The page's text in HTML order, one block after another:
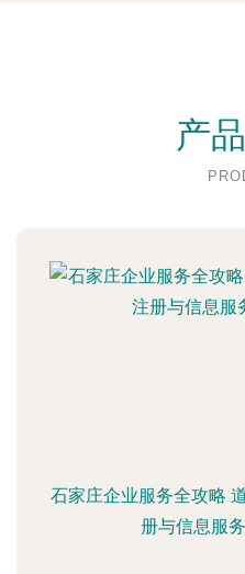
产
石家庄企业服务全攻略
册与信息服